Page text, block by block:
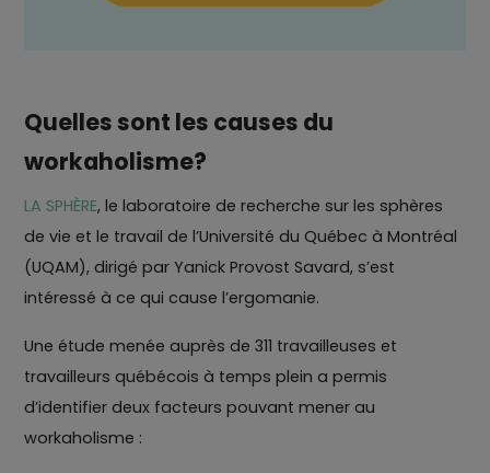
Quelles sont les causes du
workaholisme?
LA SPHÈRE, le laboratoire de recherche sur les sphères
de vie et le travail de l’Université du Québec à Montréal
(UQAM), dirigé par Yanick Provost Savard, s’est
intéressé à ce qui cause l’ergomanie.
Une étude menée auprès de 311 travailleuses et
travailleurs québécois à temps plein a permis
d’identifier deux facteurs pouvant mener au
workaholisme :